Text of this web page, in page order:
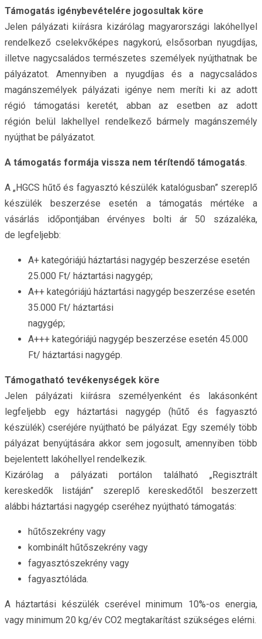
Támogatás igénybevételére jogosultak köre
Jelen pályázati kiírásra kizárólag magyarországi lakóhellyel
rendelkező cselekvőképes nagykorú, elsősorban nyugdíjas,
illetve nagycsaládos természetes személyek nyújthatnak be
pályázatot. Amennyiben a nyugdíjas és a nagycsaládos
magánszemélyek pályázati igénye nem meríti ki az adott
régió támogatási keretét, abban az esetben az adott
régión belül lakhellyel rendelkező bármely magánszemély
nyújthat be pályázatot.
A támogatás formája vissza nem térítendő támogatás.
A „HGCS hűtő és fagyasztó készülék katalógusban” szereplő
készülék beszerzése esetén a támogatás mértéke a
vásárlás időpontjában érvényes bolti ár 50 százaléka,
de legfeljebb:
A+ kategóriájú háztartási nagygép beszerzése esetén
25.000 Ft/ háztartási nagygép;
A++ kategóriájú háztartási nagygép beszerzése esetén
35.000 Ft/ háztartási
nagygép;
A+++ kategóriájú nagygép beszerzése esetén 45.000
Ft/ háztartási nagygép.
Támogatható tevékenységek köre
Jelen pályázati kiírásra személyenként és lakásonként
legfeljebb egy háztartási nagygép (hűtő és fagyasztó
készülék) cseréjére nyújtható be pályázat. Egy személy több
pályázat benyújtására akkor sem jogosult, amennyiben több
bejelentett lakóhellyel rendelkezik.
Kizárólag a pályázati portálon található „Regisztrált
kereskedők listáján” szereplő kereskedőtől beszerzett
alábbi háztartási nagygép cseréhez nyújtható támogatás:
hűtőszekrény vagy
kombinált hűtőszekrény vagy
fagyasztószekrény vagy
fagyasztóláda.
A háztartási készülék cserével minimum 10%-os energia,
vagy minimum 20 kg/év CO2 megtakarítást szükséges elérni.